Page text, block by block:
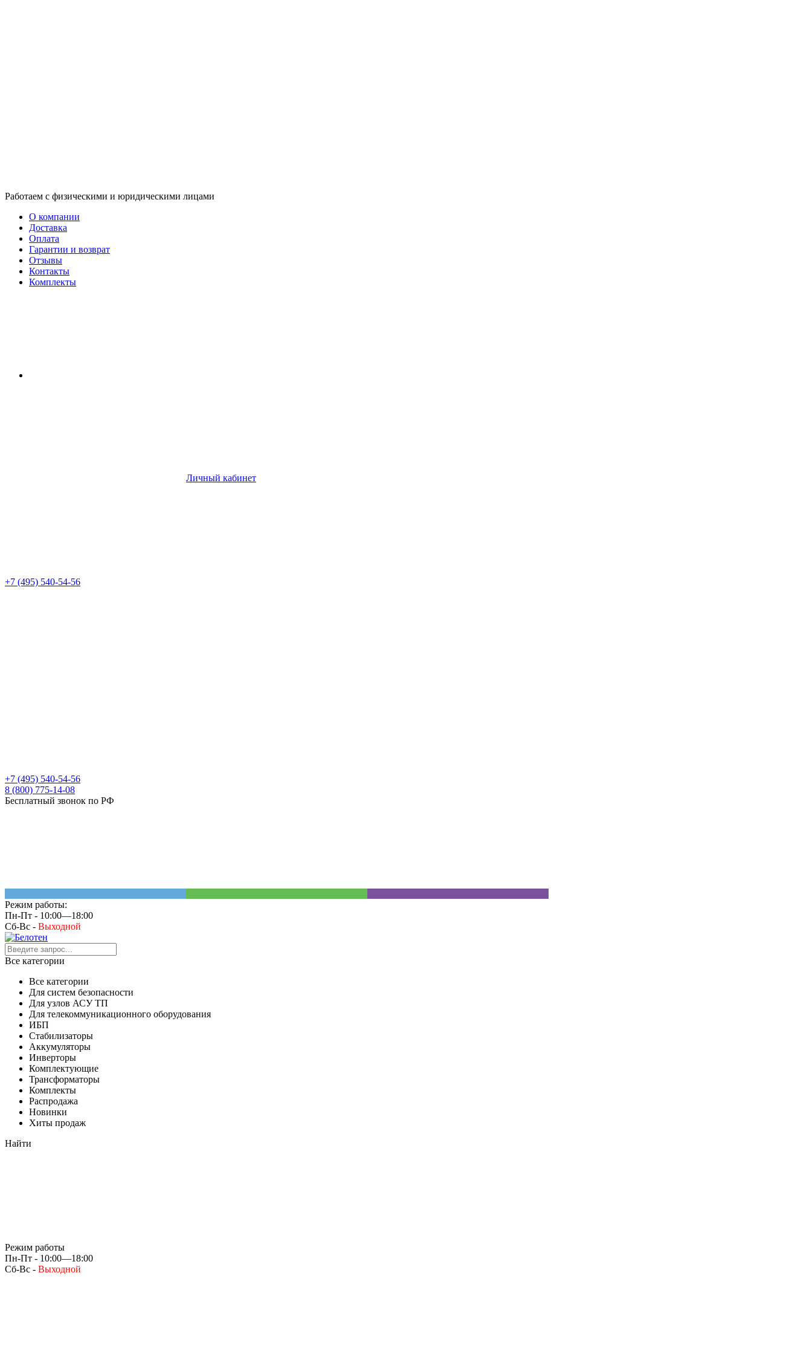
Работаем с физическими и юридическими лицами
О компании
Доставка
Оплата
Гарантии и возврат
Отзывы
Контакты
Комплекты
Личный кабинет
+7 (495) 540-54-56
+7 (495) 540-54-56
8 (800) 775-14-08
Бесплатный звонок по РФ
Режим работы:
Пн-Пт - 10:00—18:00
Сб-Вс - Выходной
Все категории
Все категории
Для систем безопасности
Для узлов АСУ ТП
Для телекоммуникационного оборудования
ИБП
Стабилизаторы
Аккумуляторы
Инверторы
Комплектующие
Трансформаторы
Комплекты
Распродажа
Новинки
Хиты продаж
Найти
Режим работы
Пн-Пт - 10:00—18:00
Сб-Вс - Выходной